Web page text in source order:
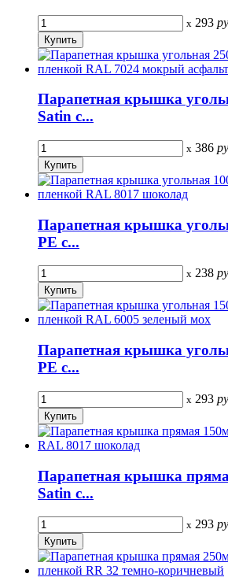
x 293
Парапетная крышка
Satin с...
x 386
Парапетная крышка
PE с...
x 238
Парапетная крышка
PE с...
x 293
Парапетная крышка
Satin с...
x 293